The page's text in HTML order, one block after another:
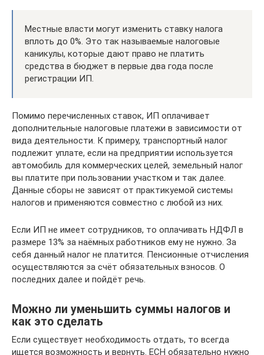
Местные власти могут изменить ставку налога
вплоть до 0%. Это так называемые налоговые
каникулы, которые дают право не платить
средства в бюджет в первые два года после
регистрации ИП.
Помимо перечисленных ставок, ИП оплачивает
дополнительные налоговые платежи в зависимости от
вида деятельности. К примеру, транспортный налог
подлежит уплате, если на предприятии используется
автомобиль для коммерческих целей, земельный налог
вы платите при пользовании участком и так далее.
Данные сборы не зависят от практикуемой системы
налогов и применяются совместно с любой из них.
Если ИП не имеет сотрудников, то оплачивать НДФЛ в
размере 13% за наёмных работников ему не нужно. За
себя данный налог не платится. Пенсионные отчисления
осуществляются за счёт обязательных взносов. О
последних далее и пойдёт речь.
Можно ли уменьшить суммы налогов и
как это сделать
Если существует необходимость отдать, то всегда
ищется возможность и вернуть. ЕСН обязательно нужно